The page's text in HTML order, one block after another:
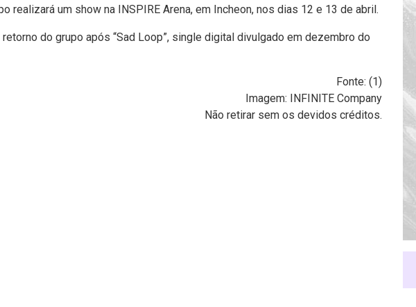
realizará um show na INSPIRE Arena, em Incheon, nos dias 12 e 13 de abril.
do grupo após “Sad Loop”, single digital divulgado em dezembro do
Fonte: (1)
Imagem: INFINITE Company
Não retirar sem os devidos créditos.